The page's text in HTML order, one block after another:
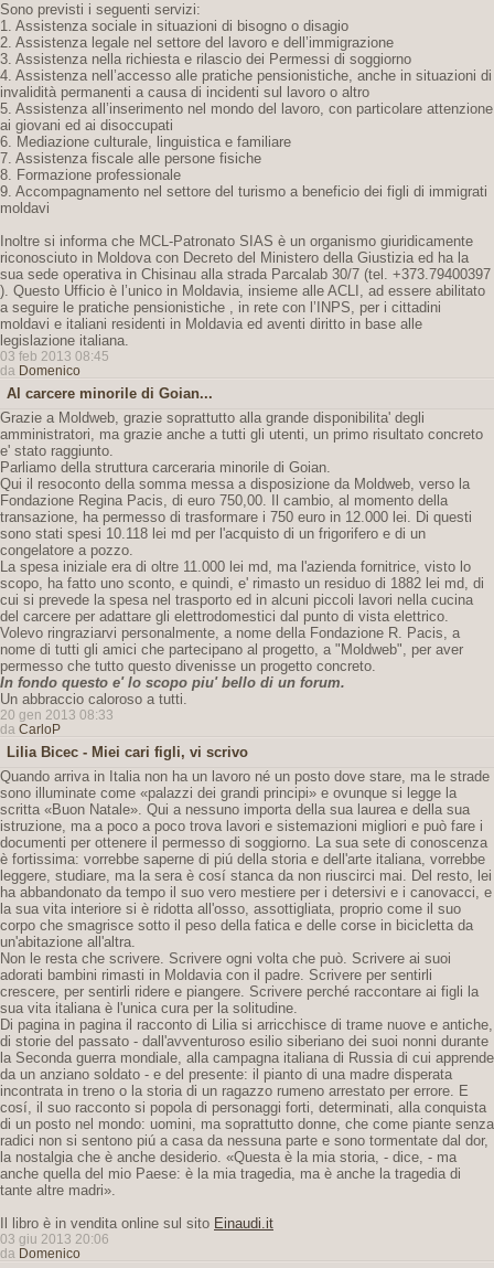
Sono previsti i seguenti servizi:
1. Assistenza sociale in situazioni di bisogno o disagio
2. Assistenza legale nel settore del lavoro e dell’immigrazione
3. Assistenza nella richiesta e rilascio dei Permessi di soggiorno
4. Assistenza nell’accesso alle pratiche pensionistiche, anche in situazioni di
invalidità permanenti a causa di incidenti sul lavoro o altro
5. Assistenza all’inserimento nel mondo del lavoro, con particolare attenzione
ai giovani ed ai disoccupati
6. Mediazione culturale, linguistica e familiare
7. Assistenza fiscale alle persone fisiche
8. Formazione professionale
9. Accompagnamento nel settore del turismo a beneficio dei figli di immigrati
moldavi
Inoltre si informa che MCL-Patronato SIAS è un organismo giuridicamente
riconosciuto in Moldova con Decreto del Ministero della Giustizia ed ha la
sua sede operativa in Chisinau alla strada Parcalab 30/7 (tel. +373.79400397
). Questo Ufficio è l’unico in Moldavia, insieme alle ACLI, ad essere abilitato
a seguire le pratiche pensionistiche , in rete con l’INPS, per i cittadini
moldavi e italiani residenti in Moldavia ed aventi diritto in base alle
legislazione italiana.
03 feb 2013 08:45
da Domenico
Al carcere minorile di Goian...
Grazie a Moldweb, grazie soprattutto alla grande disponibilita' degli
amministratori, ma grazie anche a tutti gli utenti, un primo risultato concreto
e' stato raggiunto.
Parliamo della struttura carceraria minorile di Goian.
Qui il resoconto della somma messa a disposizione da Moldweb, verso la
Fondazione Regina Pacis, di euro 750,00. Il cambio, al momento della
transazione, ha permesso di trasformare i 750 euro in 12.000 lei. Di questi
sono stati spesi 10.118 lei md per l'acquisto di un frigorifero e di un
congelatore a pozzo.
La spesa iniziale era di oltre 11.000 lei md, ma l'azienda fornitrice, visto lo
scopo, ha fatto uno sconto, e quindi, e' rimasto un residuo di 1882 lei md, di
cui si prevede la spesa nel trasporto ed in alcuni piccoli lavori nella cucina
del carcere per adattare gli elettrodomestici dal punto di vista elettrico.
Volevo ringraziarvi personalmente, a nome della Fondazione R. Pacis, a
nome di tutti gli amici che partecipano al progetto, a "Moldweb", per aver
permesso che tutto questo divenisse un progetto concreto.
In fondo questo e' lo scopo piu' bello di un forum.
Un abbraccio caloroso a tutti.
20 gen 2013 08:33
da CarloP
Lilia Bicec - Miei cari figli, vi scrivo
Quando arriva in Italia non ha un lavoro né un posto dove stare, ma le strade
sono illuminate come «palazzi dei grandi principi» e ovunque si legge la
scritta «Buon Natale». Qui a nessuno importa della sua laurea e della sua
istruzione, ma a poco a poco trova lavori e sistemazioni migliori e può fare i
documenti per ottenere il permesso di soggiorno. La sua sete di conoscenza
è fortissima: vorrebbe saperne di piú della storia e dell'arte italiana, vorrebbe
leggere, studiare, ma la sera è cosí stanca da non riuscirci mai. Del resto, lei
ha abbandonato da tempo il suo vero mestiere per i detersivi e i canovacci, e
la sua vita interiore si è ridotta all'osso, assottigliata, proprio come il suo
corpo che smagrisce sotto il peso della fatica e delle corse in bicicletta da
un'abitazione all'altra.
Non le resta che scrivere. Scrivere ogni volta che può. Scrivere ai suoi
adorati bambini rimasti in Moldavia con il padre. Scrivere per sentirli
crescere, per sentirli ridere e piangere. Scrivere perché raccontare ai figli la
sua vita italiana è l'unica cura per la solitudine.
Di pagina in pagina il racconto di Lilia si arricchisce di trame nuove e antiche,
di storie del passato - dall'avventuroso esilio siberiano dei suoi nonni durante
la Seconda guerra mondiale, alla campagna italiana di Russia di cui apprende
da un anziano soldato - e del presente: il pianto di una madre disperata
incontrata in treno o la storia di un ragazzo rumeno arrestato per errore. E
cosí, il suo racconto si popola di personaggi forti, determinati, alla conquista
di un posto nel mondo: uomini, ma soprattutto donne, che come piante senza
radici non si sentono piú a casa da nessuna parte e sono tormentate dal dor,
la nostalgia che è anche desiderio. «Questa è la mia storia, - dice, - ma
anche quella del mio Paese: è la mia tragedia, ma è anche la tragedia di
tante altre madri».
Il libro è in vendita online sul sito Einaudi.it
03 giu 2013 20:06
da Domenico